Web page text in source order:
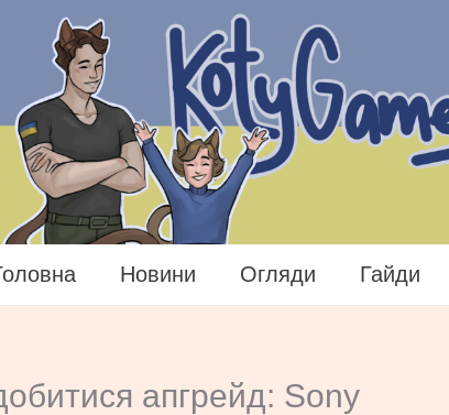
Новини Огляди Гайди
апгрейд: Sony